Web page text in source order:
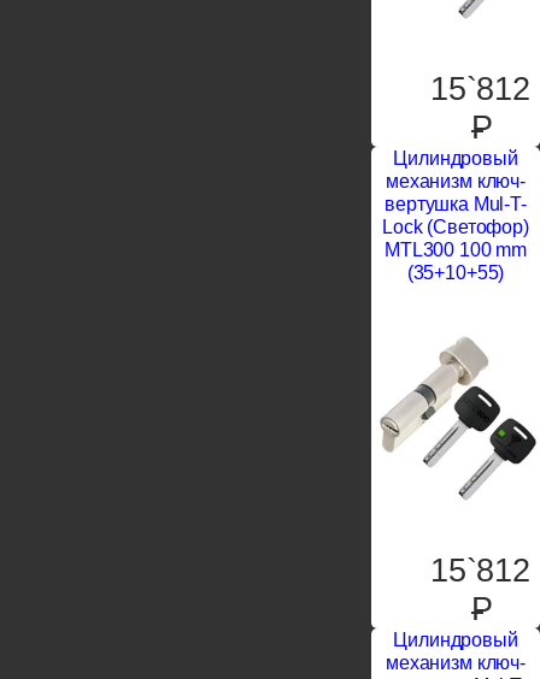
15`812
P
Цилиндровый
механизм ключ-
вертушка Mul-T-
Lock (Светофор)
MTL300 100 mm
(35+10+55)
15`812
P
Цилиндровый
механизм ключ-